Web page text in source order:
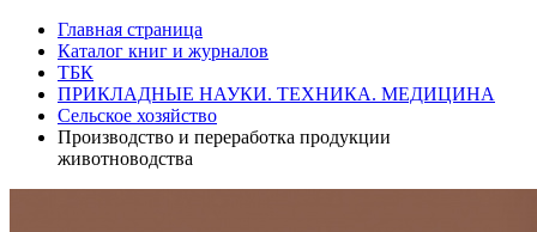
Главная страница
Каталог книг и журналов
ТБК
ПРИКЛАДНЫЕ НАУКИ. ТЕХНИКА. МЕДИЦИНА
Сельское хозяйство
Производство и переработка продукции
животноводства